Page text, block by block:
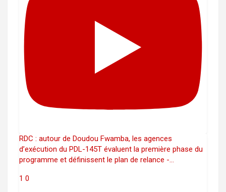
RDC : autour de Doudou Fwamba, les agences
d’exécution du PDL-145T évaluent la première phase du
programme et définissent le plan de relance -...
1 0